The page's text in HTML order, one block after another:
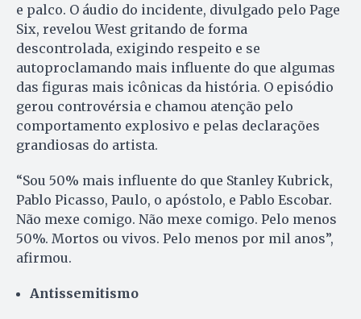
e palco. O áudio do incidente, divulgado pelo Page
Six, revelou West gritando de forma
descontrolada, exigindo respeito e se
autoproclamando mais influente do que algumas
das figuras mais icônicas da história. O episódio
gerou controvérsia e chamou atenção pelo
comportamento explosivo e pelas declarações
grandiosas do artista.
“Sou 50% mais influente do que Stanley Kubrick,
Pablo Picasso, Paulo, o apóstolo, e Pablo Escobar.
Não mexe comigo. Não mexe comigo. Pelo menos
50%. Mortos ou vivos. Pelo menos por mil anos”,
afirmou.
Antissemitismo